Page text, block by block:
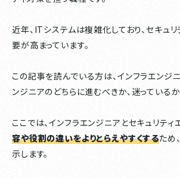
近年、ITシステムは複雑化しており、セキュ
要が高まっています。
この記事を読んでいる方は、インフラエンジ
ンジニアのどちらに進むべきか、迷っている
ここでは、インフラエンジニアとセキュリティ
容や役割の違いをよりとらえやすくするため
示します。